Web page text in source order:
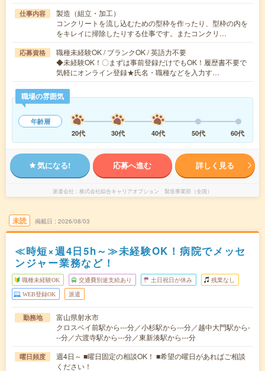
仕事内容
製造（組立・加工）
コンクリートを流し込むための型枠を作ったり、型枠の内を
をキレイに掃除したりする仕事です。またコンクリ…
応募資格
職種未経験OK / ブランクOK / 英語力不要
◆未経験OK！〇まずは事前登録だけでもOK！履歴書不要で
気軽にオンライン登録★氏名・職種などを入力す…
職場の雰囲気
年齢層
20代
30代 40代 50代 60代
気になる! 応募へ進む 詳しく見る
派遣会社 株式会社綜合キャリアオプション 製造事業部（全国）
未読 掲載日 2026/08/03
≪時短×週4日5h～≫未経験OK！病院でメッセ
ンジャー業務など！
職種未経験OK 交通費別途支給あり 土日祝日が休み 残業なし
WEB登録OK 派遣
勤務地
富山県射水市
クロスベイ前駅から---分／小杉駅から---分／越中大門駅から-
--分／六渡寺駅から---分／東新湊駅から---分
曜日頻度
週4日～ ■曜日固定の相談OK！ ■希望の曜日があればご相談
ください！